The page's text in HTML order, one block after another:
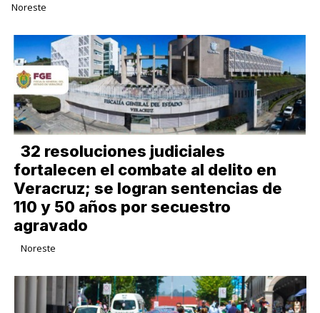
Noreste
32 resoluciones judiciales
fortalecen el combate al delito en
Veracruz; se logran sentencias de
110 y 50 años por secuestro
agravado
Noreste